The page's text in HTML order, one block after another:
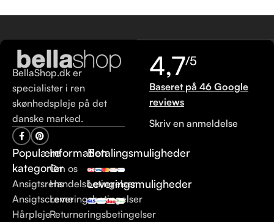
BellaShop.dk er
specialister i ren
skønhedspleje på det
danske marked.
Populære
kategorier
Ansigtsrens
Ansigtscreme
Hårpleje
Information
Om os
Handelsbetingelser
Leveringsbetingelser
Returneringsbetingelser
Betalingsmuligheder
Leveringsmuligheder
4,7/5
Baseret på 46 Google
reviews
Skriv en anmeldelse